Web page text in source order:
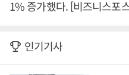
1% 증가했다. [비즈니스포
인기기사